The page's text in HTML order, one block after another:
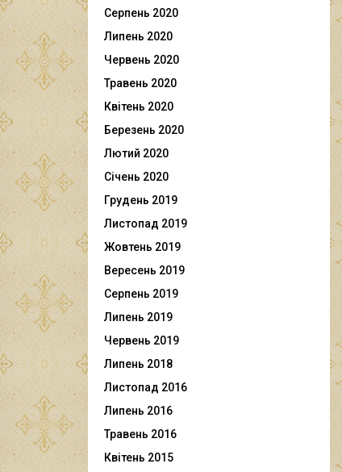
Серпень 2020
Липень 2020
Червень 2020
Травень 2020
Квітень 2020
Березень 2020
Лютий 2020
Січень 2020
Грудень 2019
Листопад 2019
Жовтень 2019
Вересень 2019
Серпень 2019
Липень 2019
Червень 2019
Липень 2018
Листопад 2016
Липень 2016
Травень 2016
Квітень 2015